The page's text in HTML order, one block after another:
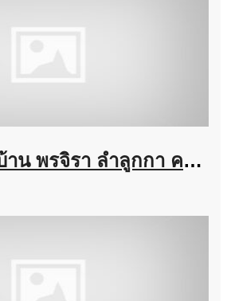
บ้านเดี่ยว หมู่บ้าน พรจิรา ลำลูกกา คลอง 7 เนื้อที่ 64 ตร.ว. ถูกสุดในโครงการ